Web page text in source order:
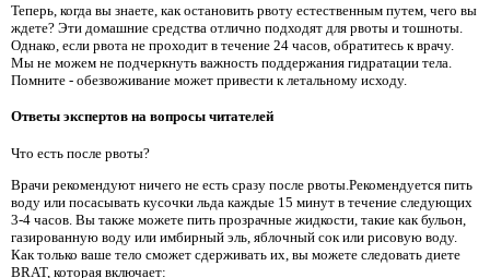
Теперь, когда вы знаете, как остановить рвоту естественным путем, чего вы
ждете? Эти домашние средства отлично подходят для рвоты и тошноты.
Однако, если рвота не проходит в течение 24 часов, обратитесь к врачу.
Мы не можем не подчеркнуть важность поддержания гидратации тела.
Помните - обезвоживание может привести к летальному исходу.
Ответы экспертов на вопросы читателей
Что есть после рвоты?
Врачи рекомендуют ничего не есть сразу после рвоты.Рекомендуется пить
воду или посасывать кусочки льда каждые 15 минут в течение следующих
3-4 часов. Вы также можете пить прозрачные жидкости, такие как бульон,
газированную воду или имбирный эль, яблочный сок или рисовую воду.
Как только ваше тело сможет сдерживать их, вы можете следовать диете
BRAT, которая включает: